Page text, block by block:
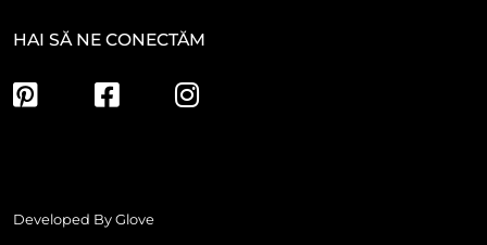
HAI SĂ NE CONECTĂM
Developed By Glove